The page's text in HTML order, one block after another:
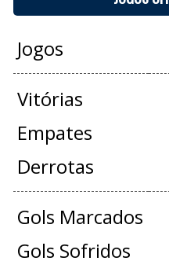
Jogos
Vitórias
Empates
Derrotas
Gols Marcados
Gols Sofridos